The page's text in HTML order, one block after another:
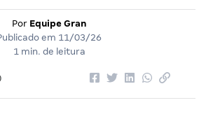
Por Equipe Gran
em 11/03/26
1 min. de leitura